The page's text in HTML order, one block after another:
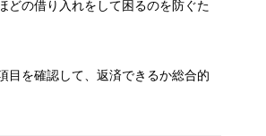
どの借り入れをして困るのを防ぐた
目を確認して、返済できるか総合的